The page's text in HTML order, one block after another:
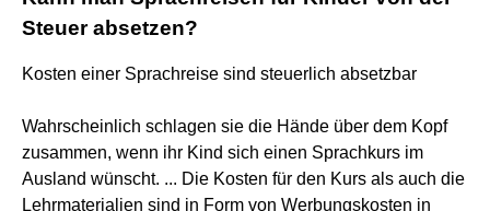
Steuer absetzen?
Kosten einer Sprachreise sind steuerlich absetzbar
Wahrscheinlich schlagen sie die Hände über dem Kopf
zusammen, wenn ihr Kind sich einen Sprachkurs im
Ausland wünscht. ... Die Kosten für den Kurs als auch die
Lehrmaterialien sind in Form von Werbungskosten in